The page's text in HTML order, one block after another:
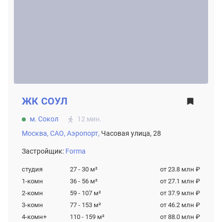
ЖК СОУЛ
м. Сокол
12 мин.
Москва, САО, Аэропорт, Часовая улица, 28
Застройщик: Forma
студия 27 - 30 м²
от 23.8 млн ₽
1-комн
36 - 56 м²
от 27.1 млн ₽
2-комн
59 - 107 м²
от 37.9 млн ₽
3-комн
77 - 153 м²
от 46.2 млн ₽
4-комн+
110 - 159 м² от 88.0 млн ₽